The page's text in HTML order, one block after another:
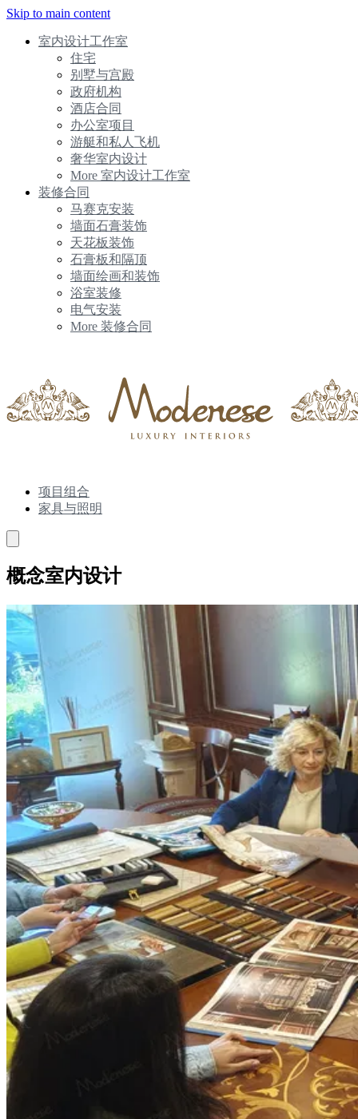
Skip to main content
室内设计工作室
住宅
别墅与宫殿
政府机构
酒店合同
办公室项目
游艇和私人飞机
奢华室内设计
More 室内设计工作室
装修合同
马赛克安装
墙面石膏装饰
天花板装饰
石膏板和隔顶
墙面绘画和装饰
浴室装修
电气安装
More 装修合同
项目组合
家具与照明
概念室内设计